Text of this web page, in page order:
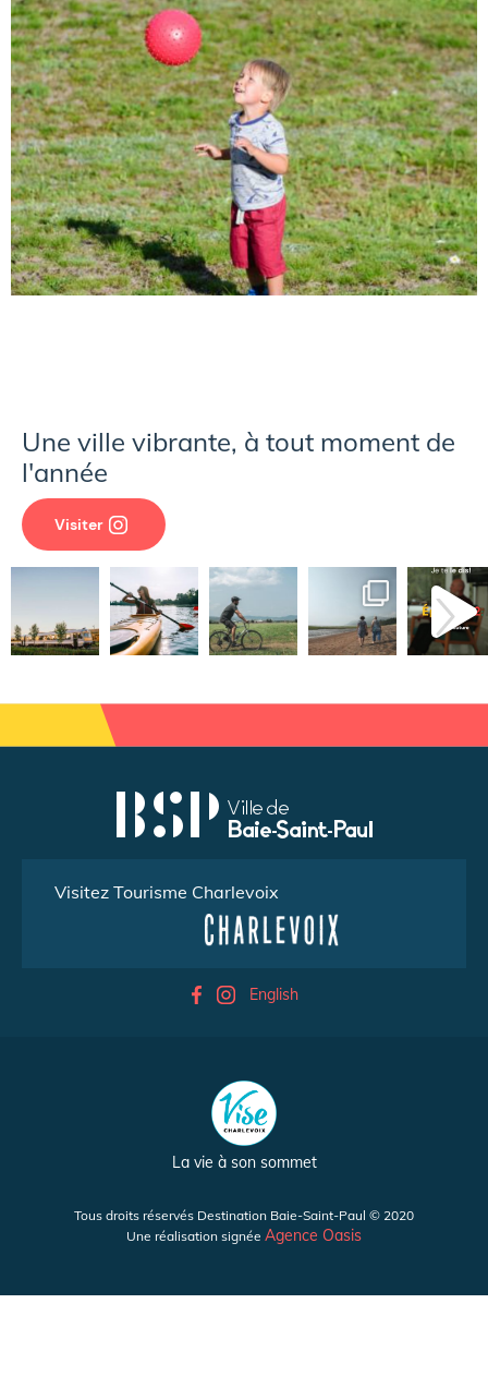
Une ville vibrante, à tout moment de
l'année
Visiter
Visitez Tourisme Charlevoix
English
La vie à son sommet
Tous droits réservés Destination Baie-Saint-Paul © 2020
Une réalisation signée Agence Oasis